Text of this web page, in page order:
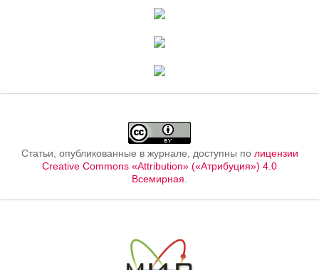
Статьи, опубликованные в журнале, доступны по лицензии
Creative Commons «Attribution» («Атрибуция») 4.0
Всемирная